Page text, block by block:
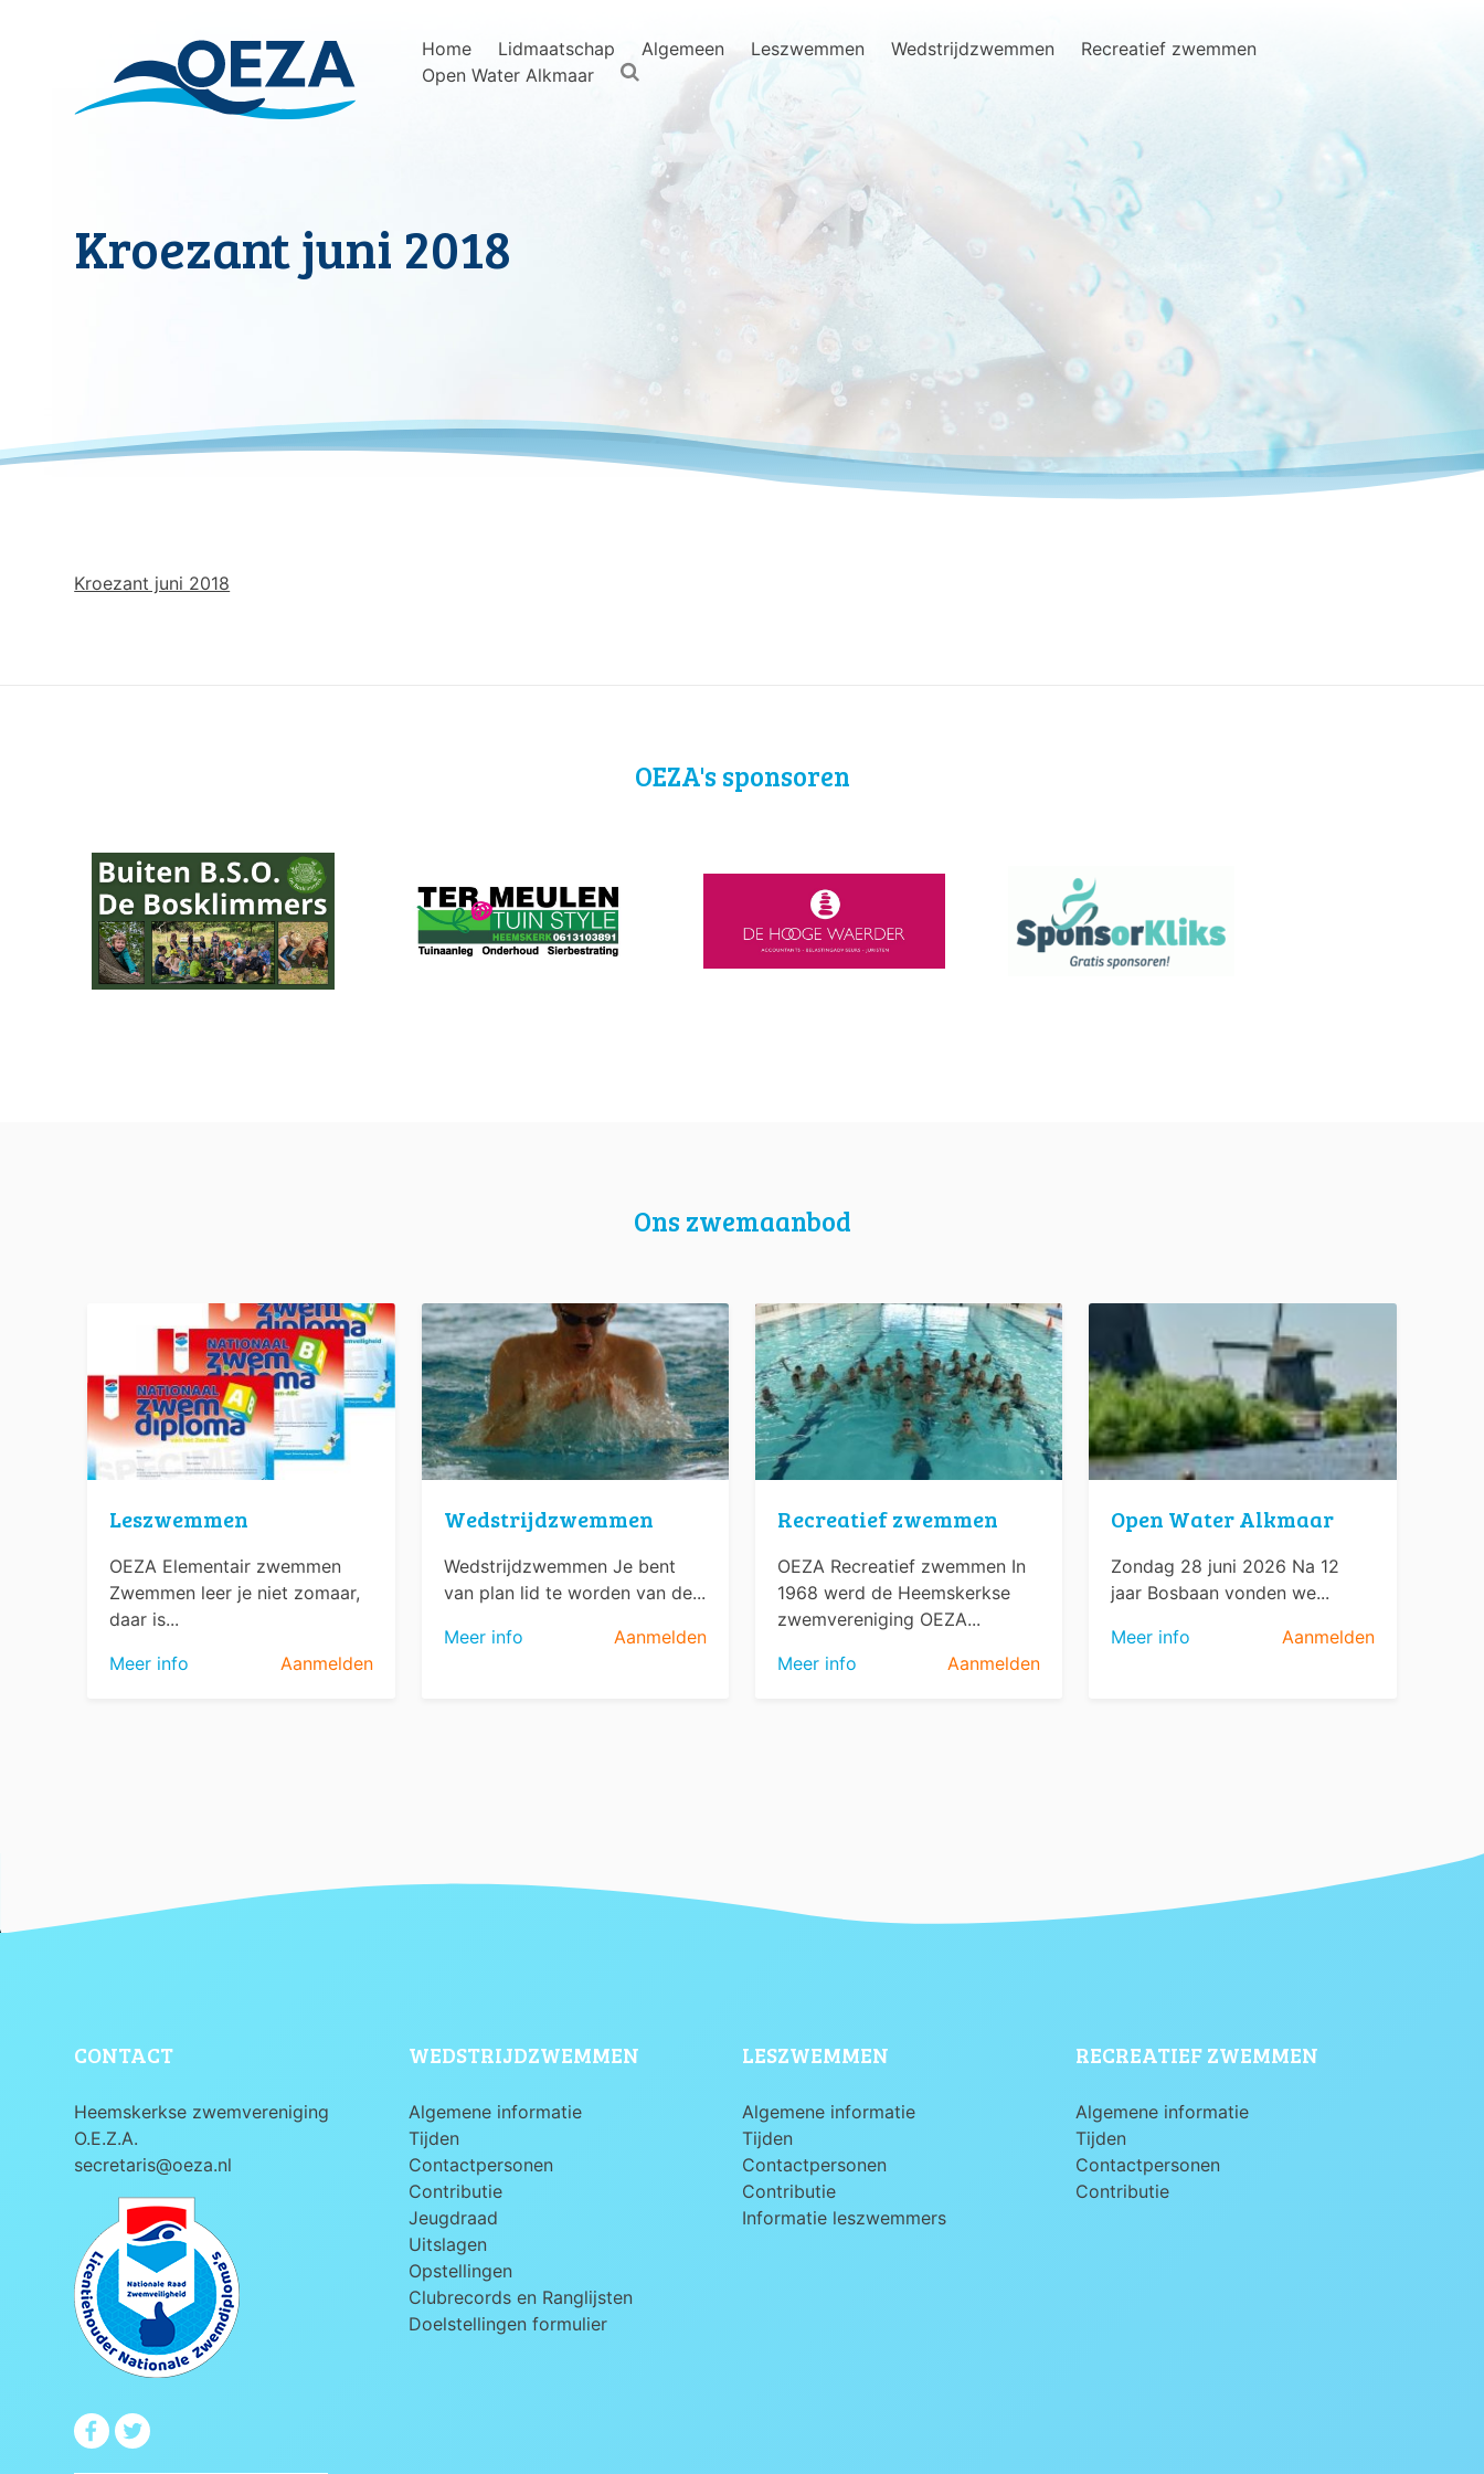
Home Lidmaatschap Algemeen Leszwemmen Wedstrijdzwemmen
Recreatief zwemmen
Open Water Alkmaar
for:
Kroezant juni 2018
Kroezant juni 2018
OEZA's sponsoren
Ons zwemaanbod
Leszwemmen
OEZA Elementair zwemmen
Zwemmen leer je niet zomaar,
daar is...
Meer info
Aanmelden
Wedstrijdzwemmen
Wedstrijdzwemmen Je bent
van plan lid te worden van de...
Meer info
Aanmelden
Recreatief zwemmen
OEZA Recreatief zwemmen In
1968 werd de Heemskerkse
zwemvereniging OEZA...
Meer info
Aanmelden
Open Water Alkmaar
Zondag 28 juni 2026 Na 12
jaar Bosbaan vonden we...
Meer info
Aanmelden
CONTACT
Heemskerkse zwemvereniging
O.E.Z.A.
secretaris@oeza.nl
WEDSTRIJDZWEMMEN
Algemene informatie
Tijden
Contactpersonen
Contributie
Jeugdraad
Uitslagen
Opstellingen
Clubrecords en Ranglijsten
Doelstellingen formulier
LESZWEMMEN
Algemene informatie
Tijden
Contactpersonen
Contributie
Informatie leszwemmers
RECREATIEF ZWEMMEN
Algemene informatie
Tijden
Contactpersonen
Contributie